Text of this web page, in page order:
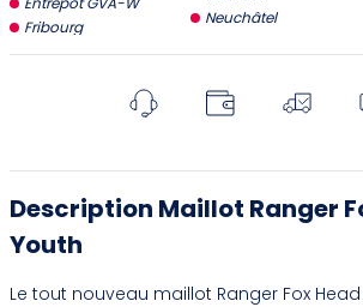
Fribourg
Neuchâtel
Description Maillot Ranger
Youth
Le tout nouveau maillot Ranger Fox